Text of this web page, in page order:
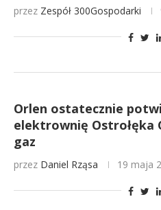
przez Zespół 300Gospodarki
Orlen ostatecznie
elektrownię Ostrołęka
gaz
przez Daniel Rząsa 19 maja